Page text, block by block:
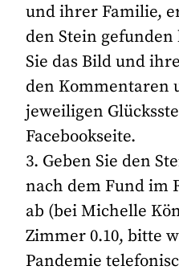
und ihrer Familie,
den Stein
Sie das Bild und
den Kommentaren
jeweiligen
Facebookseite.
3. Geben Sie den
nach dem Fund im
ab (bei Michelle
Zimmer 0.10, bitte
Pandemie